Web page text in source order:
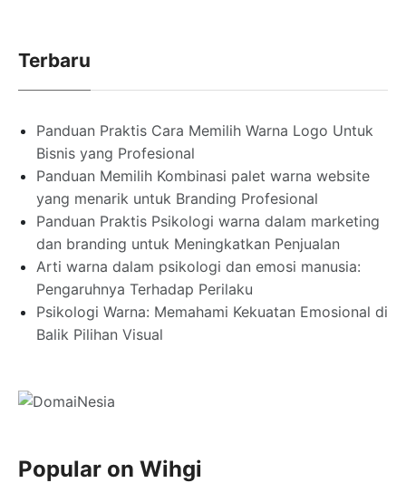
Terbaru
Panduan Praktis Cara Memilih Warna Logo Untuk
Bisnis yang Profesional
Panduan Memilih Kombinasi palet warna website
yang menarik untuk Branding Profesional
Panduan Praktis Psikologi warna dalam marketing
dan branding untuk Meningkatkan Penjualan
Arti warna dalam psikologi dan emosi manusia:
Pengaruhnya Terhadap Perilaku
Psikologi Warna: Memahami Kekuatan Emosional di
Balik Pilihan Visual
Popular on Wihgi